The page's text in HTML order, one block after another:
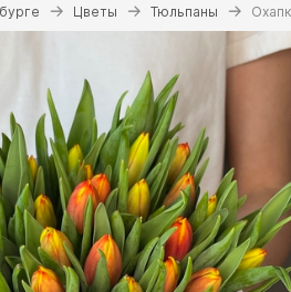
Цветы Тюльпаны